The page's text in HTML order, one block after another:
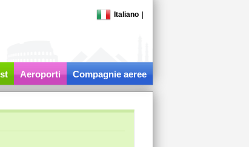
Italiano
Aeroporti Compagnie aeree